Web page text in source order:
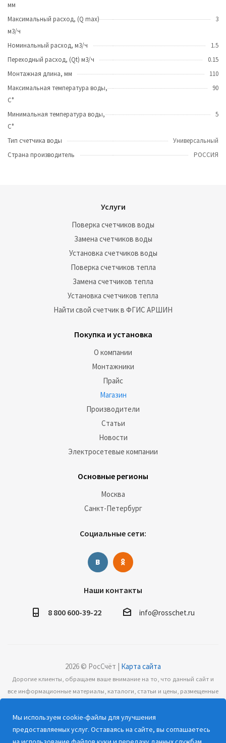
мм
Максимальный расход, (Q max)
м3/ч
3
Номинальный расход, м3/ч
1.5
Переходный расход, (Qt) м3/ч
0.15
Монтажная длина, мм
110
Максимальная температура воды,
C°
90
Минимальная температура воды,
С°
5
Тип счетчика воды
Универсальный
Страна производитель
РОССИЯ
Услуги
Поверка счетчиков воды
Замена счетчиков воды
Установка счетчиков воды
Поверка счетчиков тепла
Замена счетчиков тепла
Установка счетчиков тепла
Найти свой счетчик в ФГИС АРШИН
Покупка и установка
О компании
Монтажники
Прайс
Магазин
Производители
Статьи
Новости
Электросетевые компании
Основные регионы
Москва
Санкт-Петербург
Социальные сети:
Наши контакты
8 800 600-39-22 info@rosschet.ru
2026 © РосСчёт | Карта сайта
Дорогие клиенты, обращаем ваше внимание на то, что данный сайт и
все информационные материалы, каталоги, статьи и цены, размещенные
являются публичной офертой, определяемой положениями Статьи 437
(2) Гражданского кодекса РФ.
Мы используем cookie-файлы для улучшения
предоставляемых услуг. Оставаясь на сайте, вы соглашаетесь